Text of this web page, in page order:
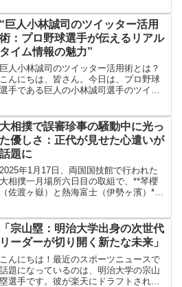
サッカーファンから高い評価を受けてい
ます。しかし、彼の魅力はピ...
“巨人小林誠司のツイッター活用
術：プロ野球選手が伝えるリアル
タイム情報の魅力”
巨人小林誠司のツイッター活用術とは？
こんにちは、皆さん。今日は、プロ野球
選手である巨人の小林誠司選手のツイッ
をリアルタイムでファンに伝えるため
に、ツイッターを活用してい...
大相撲で誤審珍事の騒動中に光っ
た優しさ：正代が見せた心遣いが
話題に
2025年1月17日、両国国技館で行われた
大相撲一月場所六日目の取組で、**琴櫻
（佐渡ヶ嶽）と熱海富士（伊勢ヶ濱）**
その最中、思わぬ心温まるシーンがファ
ンの注目を集め...
「宗山塁：明治大学出身の次世代
リーダーが切り開く新たな未来」
こんにちは！最近のスポーツニュースで
話題になっているのは、明治大学の宗山
塁選手です。彼が楽天にドラフトされた